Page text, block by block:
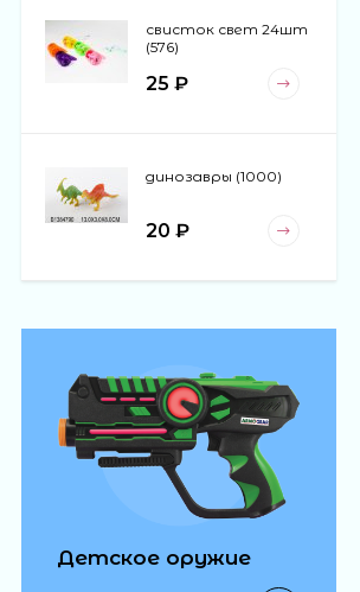
свисток свет 24шт
(576)
25 ₽
динозавры (1000)
20 ₽
Детское оружие